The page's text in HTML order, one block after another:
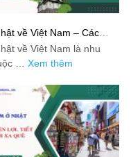
về Việt Nam – Các
toàn, nhanh và tiết
về Việt Nam là nhu
… Xem thêm